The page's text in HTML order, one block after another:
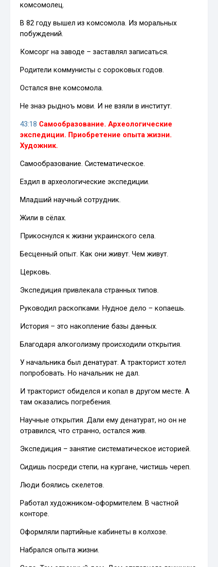
комсомолец.
В 82 году вышел из комсомола. Из моральных
побуждений.
Комсорг на заводе – заставлял записаться.
Родители коммунисты с сороковых годов.
Остался вне комсомола.
Не знаэ рыдноъ мови. И не взяли в институт.
43:18 Самообразование. Археологические
экспедиции. Приобретение опыта жизни.
Художник.
Самообразование. Систематическое.
Ездил в археологические экспедиции.
Младший научный сотрудник.
Жили в сёлах.
Прикоснулся к жизни украинского села.
Бесценный опыт. Как они живут. Чем живут.
Церковь.
Экспедиция привлекала странных типов.
Руководил раскопками. Нудное дело – копаешь.
История – это накопление базы данных.
Благодаря алкоголизму происходили открытия.
У начальника был денатурат. А тракторист хотел
попробовать. Но начальник не дал.
И тракторист обиделся и копал в другом месте. А
там оказались погребения.
Научные открытия. Дали ему денатурат, но он не
отравился, что странно, остался жив.
Экспедиция – занятие систематическое историей.
Сидишь посреди степи, на кургане, чистишь череп.
Люди боялись скелетов.
Работал художником-оформителем. В частной
конторе.
Оформляли партийные кабинеты в колхозе.
Набрался опыта жизни.